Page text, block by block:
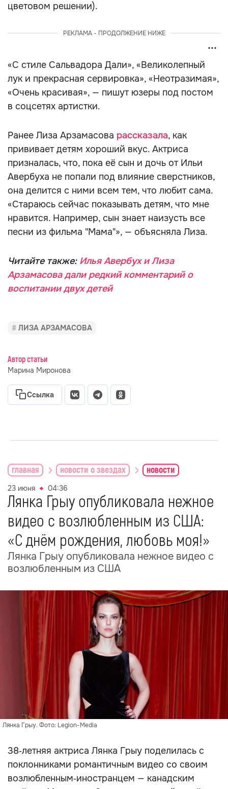
цветовом решении).
РЕКЛАМА - ПРОДОЛЖЕНИЕ НИЖЕ
«С стиле Сальвадора Дали», «Великолепный
лук и прекрасная сервировка», «Неотразимая»,
«Очень красивая», — пишут юзеры под постом
в соцсетях артистки.
Ранее Лиза Арзамасова рассказала, как
прививает детям хороший вкус. Актриса
призналась, что, пока её сын и дочь от Ильи
Авербуха не попали под влияние сверстников,
она делится с ними всем тем, что любит сама.
«Стараюсь сейчас показывать детям, что мне
нравится. Например, сын знает наизусть все
песни из фильма "Мама"», — объясняла Лиза.
Читайте также: Илья Авербух и Лиза
Арзамасова дали редкий комментарий о
воспитании двух детей
ЛИЗА АРЗАМАСОВА
Автор статьи
Марина Миронова
Ссылка
главная новости о звездах новости
23 июня 04:36
Лянка Грыу опубликовала нежное
видео с возлюбленным из США:
«С днём рождения, любовь моя!»
Лянка Грыу опубликовала нежное видео с
возлюбленным из США
Лянка Грыу. Фото: Legion-Media
38‑летняя актриса Лянка Грыу поделилась с
поклонниками романтичным видео со своим
возлюбленным‑иностранцем — канадским